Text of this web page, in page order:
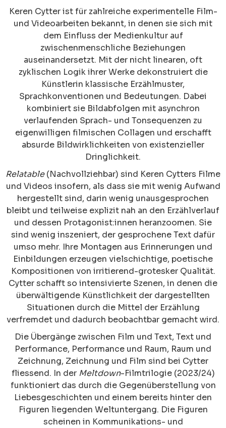
Keren Cytter ist für zahlreiche experimentelle Film-
und Videoarbeiten bekannt, in denen sie sich mit
dem Einfluss der Medienkultur auf
zwischenmenschliche Beziehungen
auseinandersetzt. Mit der nicht linearen, oft
zyklischen Logik ihrer Werke dekonstruiert die
Künstlerin klassische Erzählmuster,
Sprachkonventionen und Bedeutungen. Dabei
kombiniert sie Bildabfolgen mit asynchron
verlaufenden Sprach- und Tonsequenzen zu
eigenwilligen filmischen Collagen und erschafft
absurde Bildwirklichkeiten von existenzieller
Dringlichkeit.
Relatable(Nachvollziehbar) sind Keren Cytters Filme
und Videos insofern, als dass sie mit wenig Aufwand
hergestellt sind, darin wenig unausgesprochen
bleibt und teilweise explizit nah an den Erzählverlauf
und dessen Protagonist:innen heranzoomen. Sie
sind wenig inszeniert, der gesprochene Text dafür
umso mehr. Ihre Montagen aus Erinnerungen und
Einbildungen erzeugen vielschichtige, poetische
Kompositionen von irritierend-grotesker Qualität.
Cytter schafft so intensivierte Szenen, in denen die
überwältigende Künstlichkeit der dargestellten
Situationen durch die Mittel der Erzählung
verfremdet und dadurch beobachtbar gemacht wird.
Die Übergänge zwischen Film und Text, Text und
Performance, Performance und Raum, Raum und
Zeichnung, Zeichnung und Film sind bei Cytter
fliessend. In der Meltdown-Filmtrilogie (2023/24)
funktioniert das durch die Gegenüberstellung von
Liebesgeschichten und einem bereits hinter den
Figuren liegenden Weltuntergang. Die Figuren
scheinen in Kommunikations- und